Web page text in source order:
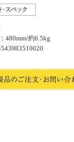
480mm/約6.5kg